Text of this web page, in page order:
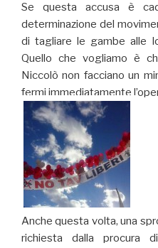
Se questa accusa è
determinazione del
di tagliare le gambe alle
Quello che vogliamo è
Niccolò non facciano un
fermi immediatamente
Anche questa volta, una
richiesta dalla procura